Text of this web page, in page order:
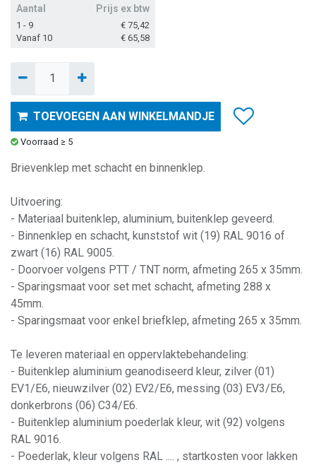
Aantal Prijs ex btw
1 - 9 € 75,42
Vanaf 10
€ 65,58
TOEVOEGEN AAN WINKELMANDJE
Voorraad ≥ 5
Brievenklep met schacht en binnenklep.
Uitvoering:
- Materiaal buitenklep, aluminium, buitenklep geveerd.
- Binnenklep en schacht, kunststof wit (19) RAL 9016 of
zwart (16) RAL 9005.
- Doorvoer volgens PTT / TNT norm, afmeting 265 x 35mm.
- Sparingsmaat voor set met schacht, afmeting 288 x
45mm.
- Sparingsmaat voor enkel briefklep, afmeting 265 x 35mm.
Te leveren materiaal en oppervlaktebehandeling:
- Buitenklep aluminium geanodiseerd kleur, zilver (01)
EV1/E6, nieuwzilver (02) EV2/E6, messing (03) EV3/E6,
donkerbrons (06) C34/E6.
- Buitenklep aluminium poederlak kleur, wit (92) volgens
RAL 9016.
- Poederlak, kleur volgens RAL .... , startkosten voor lakken